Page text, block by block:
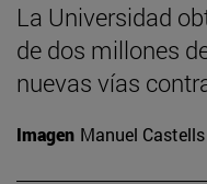
La Universidad
de dos millones
nuevas vías
Imagen Manuel Castells